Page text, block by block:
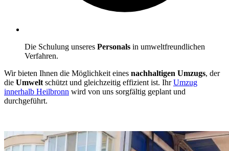
Die Schulung unseres Personals in umweltfreundlichen
Verfahren.
Wir bieten Ihnen die Möglichkeit eines nachhaltigen Umzugs, der
die Umwelt schützt und gleichzeitig effizient ist. IhrUmzug
innerhalb Heilbronn wird von uns sorgfältig geplant und
durchgeführt.